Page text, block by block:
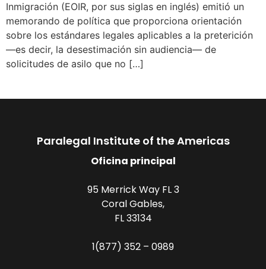
Inmigración (EOIR, por sus siglas en inglés) emitió un
memorando de política que proporciona orientación
sobre los estándares legales aplicables a la preterición
—es decir, la desestimación sin audiencia— de
solicitudes de asilo que no […]
Paralegal Institute of the Americas
Oficina principal
95 Merrick Way FL 3
Coral Gables,
FL 33134
1(877) 352 – 0989